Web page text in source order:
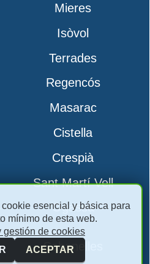
Mieres
Isòvol
Terrades
Regencós
Masarac
Cistella
Crespià
Sant Martí Vell
Ogassa
Cabanelles
esencial y básica para
mínimo de esta web.
gestión de cookies
ACEPTAR